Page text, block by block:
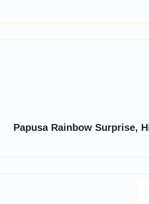
Papusa Rainbow Surprise,